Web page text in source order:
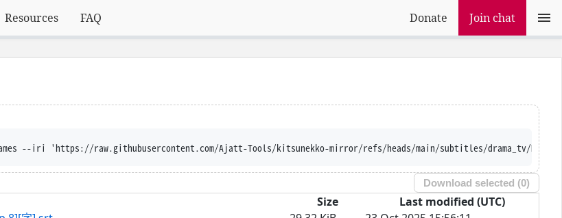
Resources FAQ Donate Join chat
Ajatt-Tools/kitsunekko-mirror/refs/heads/main/subtitles/drama_tv/Hiroshige%20Buruu/
Download selected (0)
Size
Last modified (UTC)